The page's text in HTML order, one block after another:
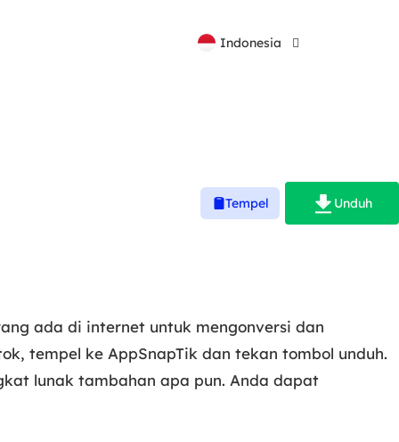
Indonesia
Русский
Tempel Unduh
ada di internet untuk mengonversi dan
tempel ke AppSnapTik dan tekan tombol unduh.
lunak tambahan apa pun. Anda dapat